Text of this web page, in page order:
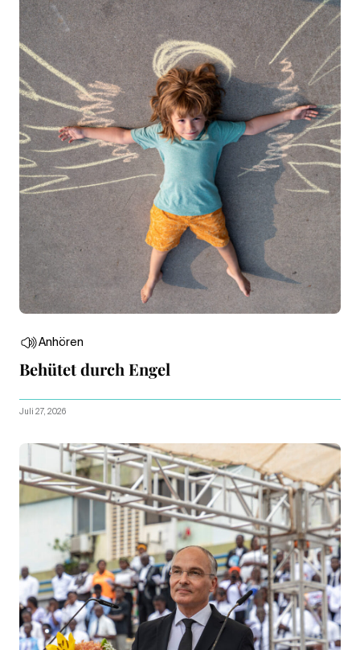
Anhören
Behütet durch Engel
Juli 27, 2026